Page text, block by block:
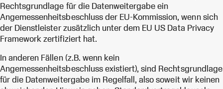
Rechtsgrundlage für die Datenweitergabe ein
Angemessenheitsbeschluss der EU-Kommission, wenn sich
der Dienstleister zusätzlich unter dem EU US Data Privacy
Framework zertifiziert hat.
In anderen Fällen (z.B. wenn kein
Angemessenheitsbeschluss existiert), sind Rechtsgrundlage
für die Datenweitergabe im Regelfall, also soweit wir keinen